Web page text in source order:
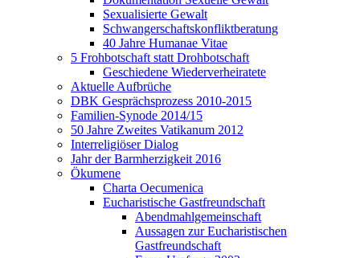
Sexualisierte Gewalt
Schwangerschaftskonfliktberatung
40 Jahre Humanae Vitae
5 Frohbotschaft statt Drohbotschaft
Geschiedene Wiederverheiratete
Aktuelle Aufbrüche
DBK Gesprächsprozess 2010-2015
Familien-Synode 2014/15
50 Jahre Zweites Vatikanum 2012
Interreligiöser Dialog
Jahr der Barmherzigkeit 2016
Ökumene
Charta Oecumenica
Eucharistische Gastfreundschaft
Abendmahlgemeinschaft
Aussagen zur Eucharistischen
Gastfreundschaft